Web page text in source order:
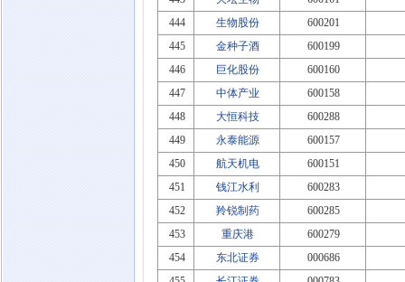
444
生物股份
600201
445
金种子酒
600199
446
巨化股份
600160
447
中体产业
600158
448
大恒科技
600288
449
永泰能源
600157
450
航天机电
600151
451
钱江水利
600283
452
羚锐制药
600285
453
重庆港
600279
454
东北证券
000686